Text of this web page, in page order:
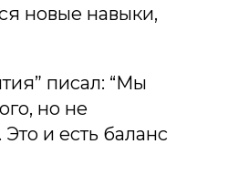
новые навыки,
писал: “Мы
но не
и есть баланс